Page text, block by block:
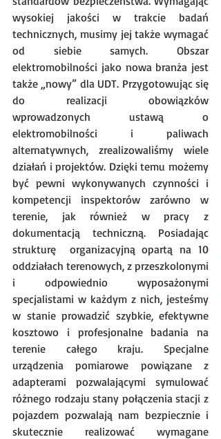
wysokiej jakości w trakcie badań
technicznych, musimy jej także wymagać
od siebie samych. Obszar
elektromobilności jako nowa branża jest
także „nowy” dla UDT. Przygotowując się
do realizacji obowiązków
wprowadzonych ustawą o
elektromobilności i paliwach
alternatywnych, zrealizowaliśmy wiele
działań i projektów. Dzięki temu możemy
być pewni wykonywanych czynności i
kompetencji inspektorów zarówno w
terenie, jak również w pracy z
dokumentacją techniczną. Posiadając
strukturę  organizacyjną opartą na 10
oddziałach terenowych, z przeszkolonymi
i odpowiednio wyposażonymi
specjalistami w każdym z nich, jesteśmy
w stanie prowadzić szybkie, efektywne
kosztowo i profesjonalne badania na
terenie całego kraju. Specjalne
urządzenia pomiarowe powiązane z
adapterami pozwalającymi symulować
różnego rodzaju stany połączenia stacji z
pojazdem pozwalają nam bezpiecznie i
skutecznie realizować wymagane